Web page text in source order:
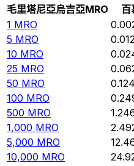
毛里塔尼亞烏吉亞MRO 百
1 MRO
5 MRO
10 MRO
25 MRO
50 MRO
100 MRO
500 MRO
1,000 MRO
5,000 MRO
10,000 MRO